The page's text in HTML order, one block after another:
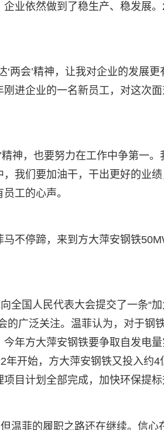
业依然做到了稳生产、稳发展
‘两会’精神，让我对企业的发展
进企业的一名新员工，对这次
精神，也要努力在工作中争第一
我们要加油干，干出更好的业
工的心声。
不停蹄，来到方大萍安钢铁
全国人民代表大会提交了一条“
的广泛关注。温菲认为，对于钢
年方大萍安钢铁要争取自发电
年开始，方大萍安钢铁又投入约
目计划全部完成，加快环保提标
温菲的履职之路还在继续。信